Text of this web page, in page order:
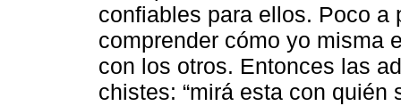
confiables para ellos. Poco a
comprender cómo yo misma
con los otros. Entonces las
chistes: “mirá esta con